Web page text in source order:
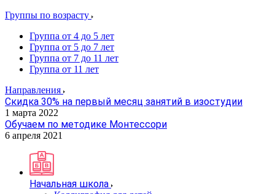
Группы по возрасту
Группа от 4 до 5 лет
Группа от 5 до 7 лет
Группа от 7 до 11 лет
Группа от 11 лет
Направления
Скидка 30% на первый месяц занятий в изостудии
1 марта 2022
Обучаем по методике Монтессори
6 апреля 2021
Начальная школа